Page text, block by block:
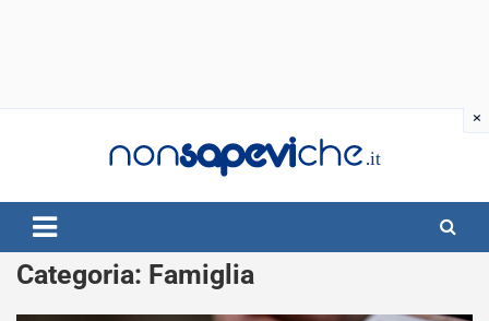
Categoria: Famiglia